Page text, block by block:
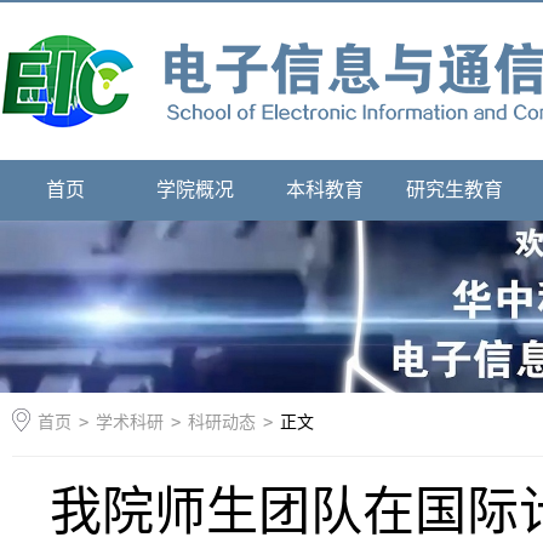
首页 学院概况 本科教育 研究生教育
首页 > 学术科研 > 科研动态 > 正文
我院师生团队在国际